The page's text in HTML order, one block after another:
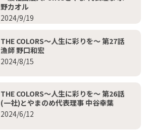
野カオル
2024/9/19
THE COLORS～人生に彩りを～ 第27話
漁師 野口和宏
2024/8/15
THE COLORS～人生に彩りを～ 第26話
(一社)とやまのめ代表理事 中谷幸葉
2024/6/12